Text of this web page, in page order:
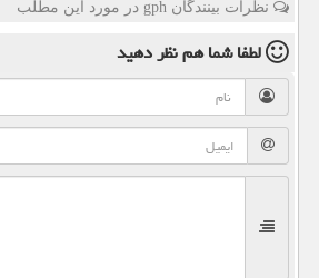
نظرات بینندگان gph در مورد این مطلب
لطفا شما همنظر دهید